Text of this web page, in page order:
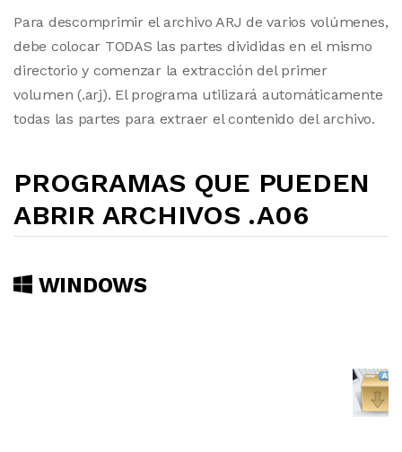
Para descomprimir el archivo ARJ de varios volúmenes,
debe colocar TODAS las partes divididas en el mismo
directorio y comenzar la extracción del primer
volumen (.arj). El programa utilizará automáticamente
todas las partes para extraer el contenido del archivo.
PROGRAMAS QUE PUEDEN
ABRIR ARCHIVOS .A06
WINDOWS